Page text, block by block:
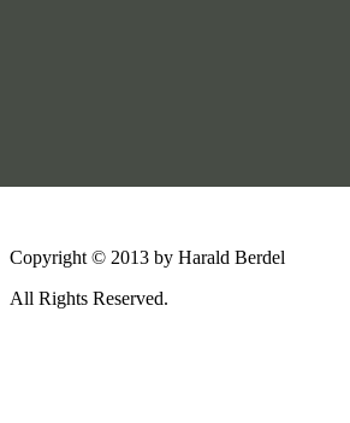
Copyright © 2013 by Harald Berdel
All Rights Reserved.